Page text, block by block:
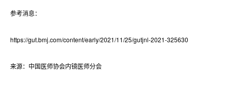
参考消息：
https://gut.bmj.com/content/early/2021/11/25/gutjnl-2021-325630
来源：中国医师协会内镜医师分会